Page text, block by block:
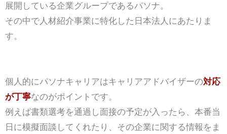
展開している企業グループであるパソナ。
その中で人材紹介事業に特化した日本法人にあたりま
す。
個人的にパソナキャリアはキャリアアドバイザーの対応
が丁寧なのがポイントです。
例えば書類選考を通過し面接の予定が入ったら、本番当
日に模擬面談してくれたり、その企業に関する情報をま